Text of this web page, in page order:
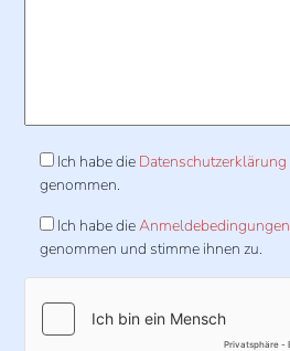
Ich habe die Datenschutzerklärung
genommen.
Ich habe dieAnmeldebedingungen
genommen und stimme ihnen zu.